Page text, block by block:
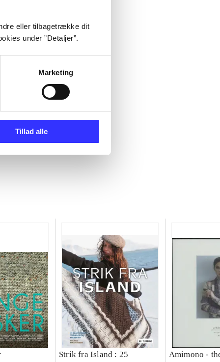
eller tilbagetrække dit
under ”Detaljer”.
Marketing
Tillad alle
Strik fra Island : 25
Amimono -